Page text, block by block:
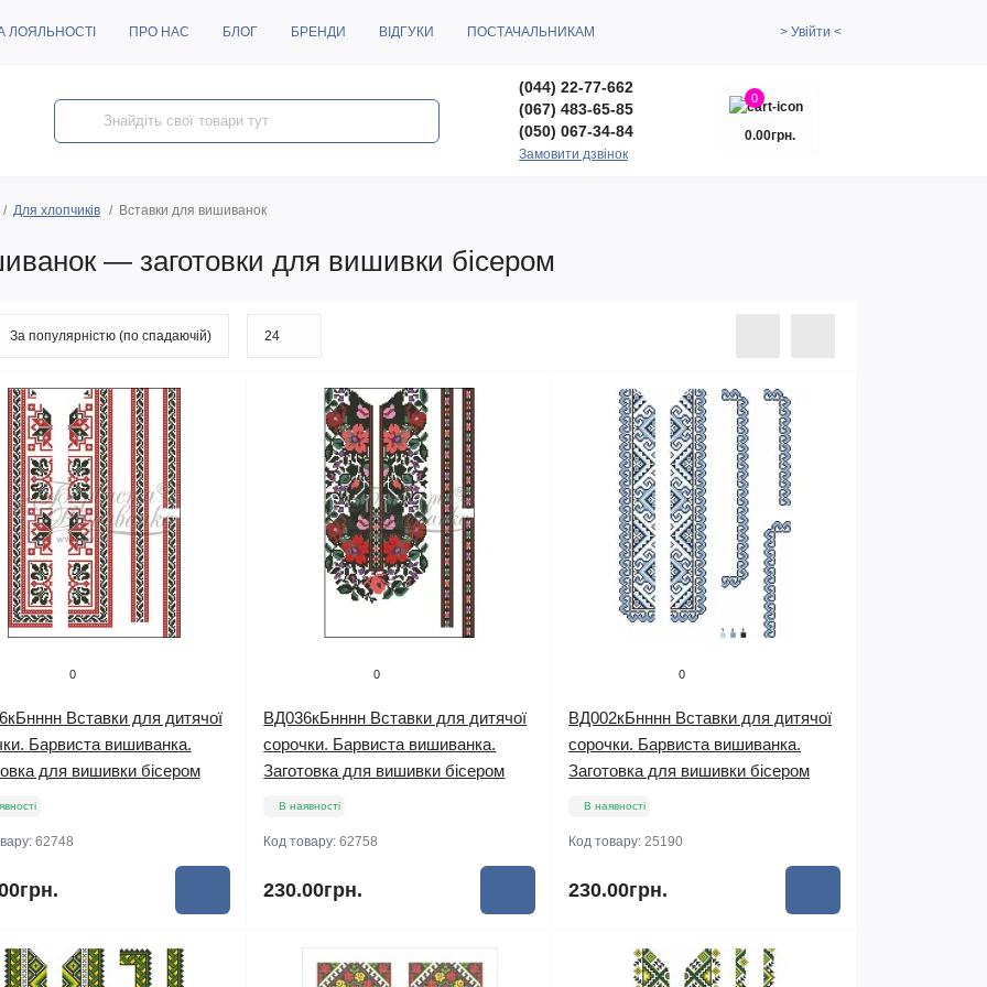
ЛОЯЛЬНОСТІ ПРО НАС БЛОГ БРЕНДИ ВІДГУКИ ПОСТАЧАЛЬНИКАМ > Увійти <
(044) 22-77-662
(067) 483-65-85
(050) 067-34-84
Замовити дзвінок
0
0.00грн.
Для хлопчиків Вставки для вишиванок
— заготовки для вишивки бісером
0
Вставки для дитячої
Барвиста вишиванка.
для вишивки бісером
62748
0
ВД036кБнннн Вставки для дитячої
сорочки. Барвиста вишиванка.
Заготовка для вишивки бісером
В наявності
Код товару:62758
230.00грн.
0
ВД002кБнннн Вставки для дитячої
сорочки. Барвиста вишиванка.
Заготовка для вишивки бісером
В наявності
Код товару:25190
230.00грн.